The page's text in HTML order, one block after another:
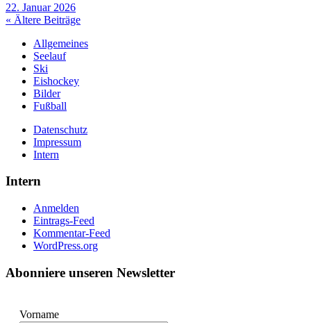
22. Januar 2026
« Ältere Beiträge
Allgemeines
Seelauf
Ski
Eishockey
Bilder
Fußball
Datenschutz
Impressum
Intern
Intern
Anmelden
Eintrags-Feed
Kommentar-Feed
WordPress.org
Abonniere unseren Newsletter
Vorname